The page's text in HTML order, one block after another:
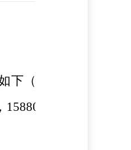
下（详见附件），公
。